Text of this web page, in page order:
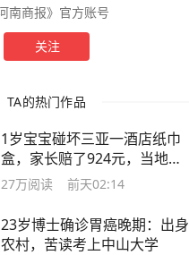
南商报》官方账号
关注
TA的热门作品
1岁宝宝碰坏三亚一酒店纸巾
盒，家长赔了924元，当地市
监局回应
27万阅读 前天02:14
23岁博士确诊胃癌晚期：出身
农村，苦读考上中山大学